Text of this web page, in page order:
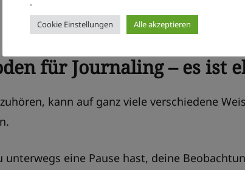
für Journaling – es ist
kann auf ganz viele verschiedene
eine Pause hast, deine
Cookie Einstellungen Alle akzeptieren